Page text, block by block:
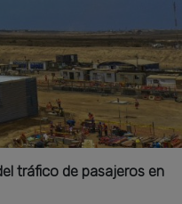
tráfico de pasajeros en